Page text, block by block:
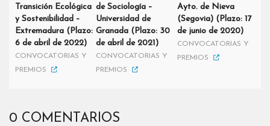
Transición Ecológica
y Sostenibilidad –
Extremadura (Plazo:
6 de abril de 2022)
CONVOCATORIAS Y
PREMIOS
de Sociología –
Universidad de
Granada (Plazo: 30
de abril de 2021)
CONVOCATORIAS Y
PREMIOS
Ayto. de Nieva
(Segovia) (Plazo: 17
de junio de 2020)
CONVOCATORIAS Y
PREMIOS
0 COMENTARIOS